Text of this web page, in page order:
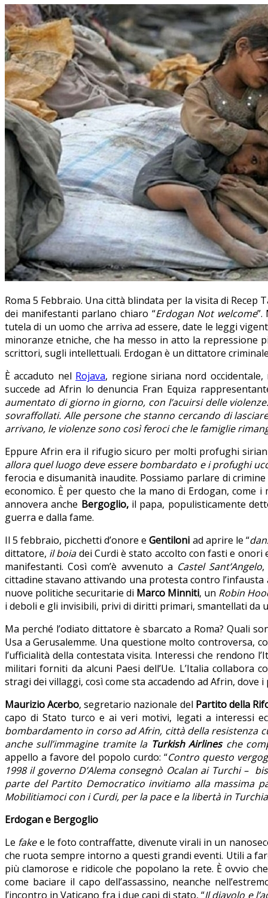
Roma 5 Febbraio. Una città blindata per la visita di
dei manifestanti parlano chiaro “Erdogan Not welcome
tutela di un uomo che arriva ad essere, date le leggi
minoranze etniche, che ha messo in atto la
scrittori, sugli intellettuali. Erdogan è un dittatore
Ѐ accaduto nel Rojava, regione siriana nord
succede ad Afrin lo denuncia Fran Equiza
aumentato di giorno in giorno, con l’acuirsi delle
sovraffollati. Alle persone che stanno cercando di
arrivano, le violenze sono così feroci che le famiglie
Eppure Afrin era il rifugio sicuro per molti profughi
allora quel luogo deve essere bombardato e i profughi
ferocia e disumanità inaudite. Possiamo parlare di
economico. Ѐ per questo che la mano di Erdogan,
annovera anche Bergoglio,il papa, populisticamente
guerra e dalla fame.
Il 5 febbraio, picchetti d’onore eGentiloni ad aprire le “
dittatore, il boiadei Curdi è stato accolto con fasti e onori
manifestanti. Così com’è avvenuto a Castel Sant’Angelo,
cittadine stavano attivando una protesta contro
nuove politiche securitarie di Marco Minniti, un Robin
i deboli e gli invisibili, privi di diritti primari, smantellati da
Ma perché l’odiato dittatore è sbarcato a Roma? Quali
Usa a Gerusalemme. Una questione molto controversa,
l’ufficialità della contestata visita. Interessi che rendono
militari forniti da alcuni Paesi dell’Ue. L’Italia
stragi dei villaggi, così come sta accadendo ad Afrin, dove
Maurizio Acerbo, segretario nazionale del Partito della
capo di Stato turco e ai veri motivi, legati a interessi
bombardamento in corso ad Afrin, città della resistenza
anche sull’immagine tramite la Turkish Airlinesche
appello a favore del popolo curdo: “Contro questo
1998 il governo D’Alema consegnò Ocalan ai Turchi –
parte del Partito Democratico invitiamo alla massima
Mobilitiamoci con i Curdi, per la pace e la libertà in
Erdogan e Bergoglio
Le fakee le foto contraffatte, divenute virali in un
che ruota sempre intorno a questi grandi eventi. Utili a
più clamorose e ridicole che popolano la rete. Ѐ ovvio
come baciare il capo dell’assassino, neanche
l’incontro in Vaticano fra i due capi di stato, “Il diavolo e